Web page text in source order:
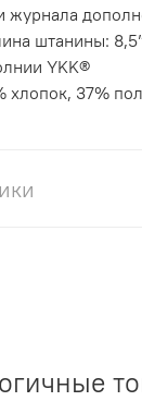
журнала
штанины:
YKK®
хлопок, 37%